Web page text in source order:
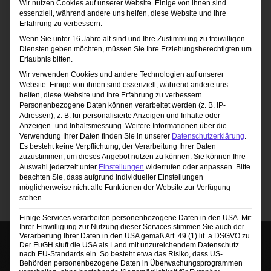
9. März 2025 / 10:00 -15:30
Studio 1 Fotoclub AndorfWinertshamer W.
1, Andorf
99,90€
Wir nutzen Cookies auf unserer Website. Einige von ihnen sind
essenziell, während andere uns helfen, diese Website und Ihre
Erfahrung zu verbessern.
Wenn Sie unter 16 Jahre alt sind und Ihre Zustimmung zu freiwilligen
Diensten geben möchten, müssen Sie Ihre Erziehungsberechtigten um
Erlaubnis bitten.
Wir verwenden Cookies und andere Technologien auf unserer
Website. Einige von ihnen sind essenziell, während andere uns
helfen, diese Website und Ihre Erfahrung zu verbessern.
Personenbezogene Daten können verarbeitet werden (z. B. IP-
Adressen), z. B. für personalisierte Anzeigen und Inhalte oder
Anzeigen- und Inhaltsmessung. Weitere Informationen über die
Verwendung Ihrer Daten finden Sie in unserer Datenschutzerklärung.
Es besteht keine Verpflichtung, der Verarbeitung Ihrer Daten
zuzustimmen, um dieses Angebot nutzen zu können. Sie können Ihre
Auswahl jederzeit unter Einstellungen widerrufen oder anpassen. Bitte
beachten Sie, dass aufgrund individueller Einstellungen
möglicherweise nicht alle Funktionen der Website zur Verfügung
stehen.
Einige Services verarbeiten personenbezogene Daten in den USA. Mit
Ihrer Einwilligung zur Nutzung dieser Services stimmen Sie auch der
Verarbeitung Ihrer Daten in den USA gemäß Art. 49 (1) lit. a DSGVO zu.
Der EuGH stuft die USA als Land mit unzureichendem Datenschutz
nach EU-Standards ein. So besteht etwa das Risiko, dass US-
Behörden personenbezogene Daten in Überwachungsprogrammen